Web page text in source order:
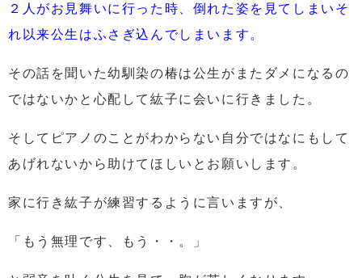
２人がお見舞いに行った時、倒れた姿を見てしまいそ
れ以来公生はふさぎ込んでしまいます。
その話を聞いた幼馴染の椿は公生がまたダメになるの
ではないかと心配して紘子に会いに行きました。
そしてピアノのことがわからない自分ではなにもして
あげれないから助けてほしいとお願いします。
家に行き紘子が練習するように言いますが、
「もう無理です、もう・・。」